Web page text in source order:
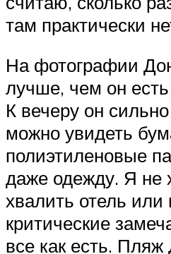
там практически
На фотографии
лучше, чем он
К вечеру он сильно
можно увидеть
полиэтиленовые
даже одежду. Я не
хвалить отель или
критические
все как есть. Пляж